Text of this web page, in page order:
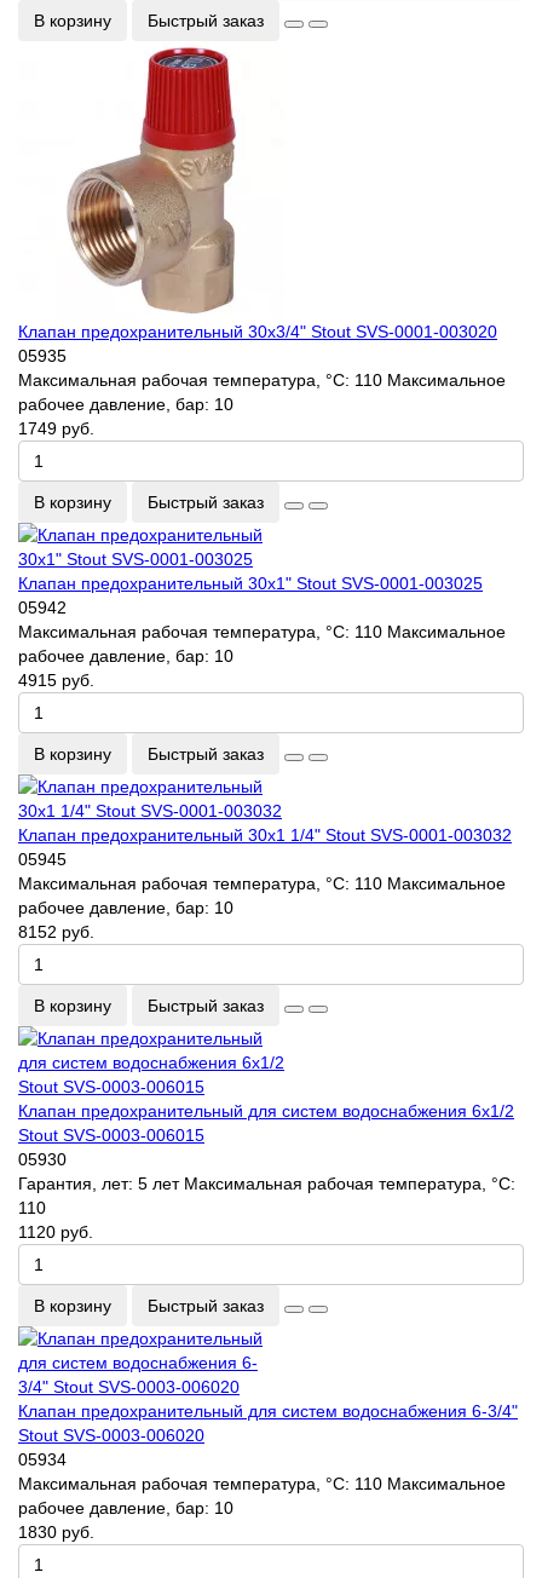
В корзину Быстрый заказ
Клапан предохранительный 30х3/4" Stout SVS-0001-003020
05935
Максимальная рабочая температура, °С: 110 Максимальное
рабочее давление, бар: 10
1749 руб.
В корзину Быстрый заказ
Клапан предохранительный 30х1" Stout SVS-0001-003025
05942
Максимальная рабочая температура, °С: 110 Максимальное
рабочее давление, бар: 10
4915 руб.
В корзину Быстрый заказ
Клапан предохранительный 30х1 1/4" Stout SVS-0001-003032
05945
Максимальная рабочая температура, °С: 110 Максимальное
рабочее давление, бар: 10
8152 руб.
В корзину Быстрый заказ
Клапан предохранительный для систем водоснабжения 6х1/2
Stout SVS-0003-006015
05930
Гарантия, лет: 5 летМаксимальная рабочая температура, °С:
110
1120 руб.
В корзину Быстрый заказ
Клапан предохранительный для систем водоснабжения 6-3/4"
Stout SVS-0003-006020
05934
Максимальная рабочая температура, °С: 110 Максимальное
рабочее давление, бар: 10
1830 руб.